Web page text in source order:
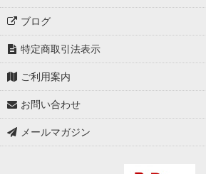
ブログ
特定商取引法表示
ご利用案内
お問い合わせ
メールマガジン